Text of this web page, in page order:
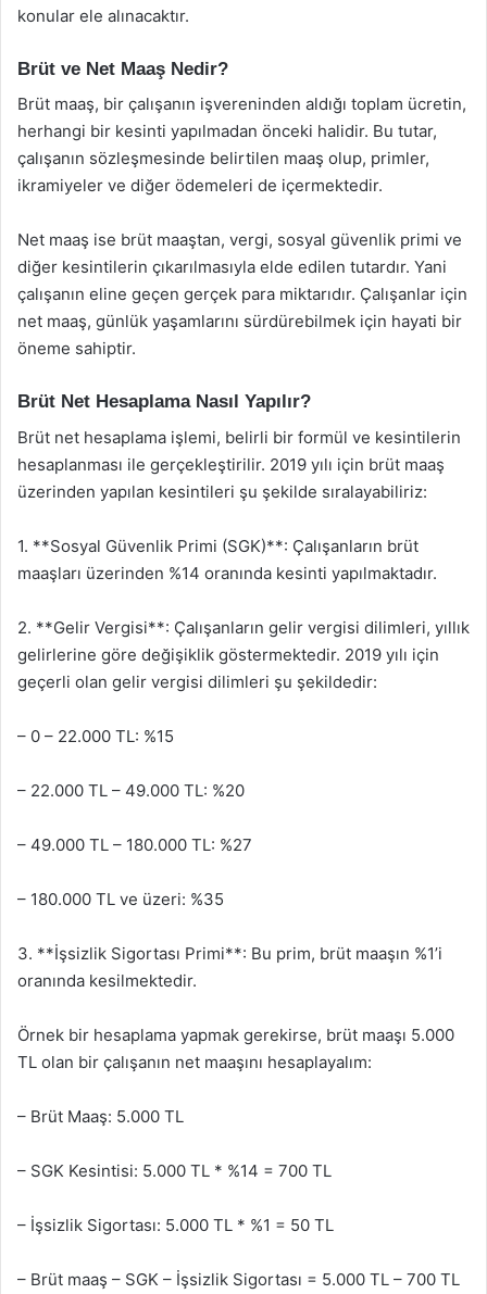
konular ele alınacaktır.
Brüt ve Net Maaş Nedir?
Brüt maaş, bir çalışanın işvereninden aldığı toplam ücretin,
herhangi bir kesinti yapılmadan önceki halidir. Bu tutar,
çalışanın sözleşmesinde belirtilen maaş olup, primler,
ikramiyeler ve diğer ödemeleri de içermektedir.
Net maaş ise brüt maaştan, vergi, sosyal güvenlik primi ve
diğer kesintilerin çıkarılmasıyla elde edilen tutardır. Yani
çalışanın eline geçen gerçek para miktarıdır. Çalışanlar için
net maaş, günlük yaşamlarını sürdürebilmek için hayati bir
öneme sahiptir.
Brüt Net Hesaplama Nasıl Yapılır?
Brüt net hesaplama işlemi, belirli bir formül ve kesintilerin
hesaplanması ile gerçekleştirilir. 2019 yılı için brüt maaş
üzerinden yapılan kesintileri şu şekilde sıralayabiliriz:
1. **Sosyal Güvenlik Primi (SGK)**: Çalışanların brüt
maaşları üzerinden %14 oranında kesinti yapılmaktadır.
2. **Gelir Vergisi**: Çalışanların gelir vergisi dilimleri, yıllık
gelirlerine göre değişiklik göstermektedir. 2019 yılı için
geçerli olan gelir vergisi dilimleri şu şekildedir:
– 0 – 22.000 TL: %15
– 22.000 TL – 49.000 TL: %20
– 49.000 TL – 180.000 TL: %27
– 180.000 TL ve üzeri: %35
3. **İşsizlik Sigortası Primi**: Bu prim, brüt maaşın %1’i
oranında kesilmektedir.
Örnek bir hesaplama yapmak gerekirse, brüt maaşı 5.000
TL olan bir çalışanın net maaşını hesaplayalım:
– Brüt Maaş: 5.000 TL
– SGK Kesintisi: 5.000 TL * %14 = 700 TL
– İşsizlik Sigortası: 5.000 TL * %1 = 50 TL
– Brüt maaş – SGK – İşsizlik Sigortası = 5.000 TL – 700 TL